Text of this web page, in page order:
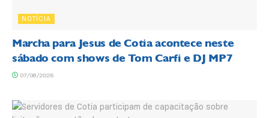
NOTÍCIA
Marcha para Jesus de Cotia acontece neste
sábado com shows de Tom Carfi e DJ MP7
07/08/2026